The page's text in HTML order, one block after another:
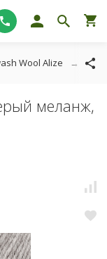
Wool Alize
меланж,